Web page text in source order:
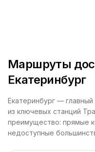
Маршруты
Екатеринбург
Екатеринбург — главный
из ключевых станций
преимущество: прямые
недоступные